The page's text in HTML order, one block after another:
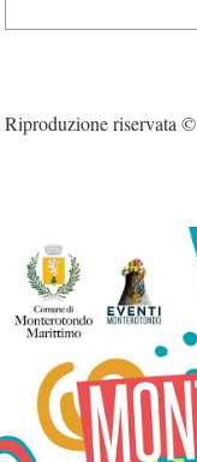
Riproduzione riservata ©